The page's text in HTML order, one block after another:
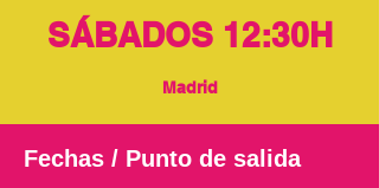
SÁBADOS 12:30H
Madrid
Fechas / Punto de salida